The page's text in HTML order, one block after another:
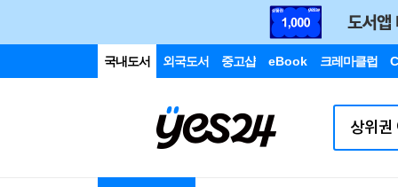
국내도서 외국도서 중고샵 eBook 크레마클럽